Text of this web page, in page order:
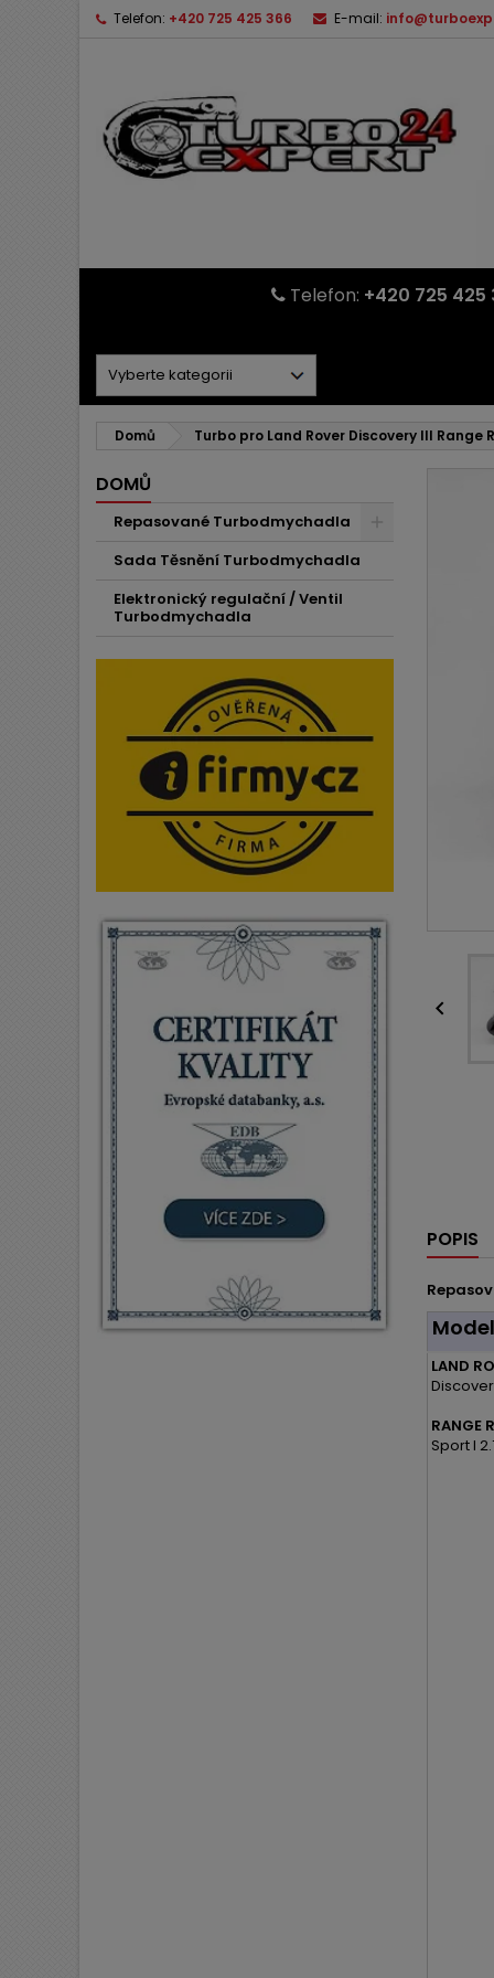
Telefon: +420 725 425 366 E-mail:
Telefon: +420 725 425
Domů Turbo pro Land Rover Discovery III Range
DOMŮ
Repasované Turbodmychadla
Sada Těsnění Turbodmychadla
Elektronický regulační / Ventil
Turbodmychadla

POPIS
Model
LAND
RANGE
Sport I